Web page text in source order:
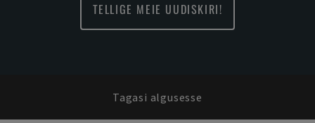
TELLIGE MEIE UUDISKIRI!
Tagasi algusesse